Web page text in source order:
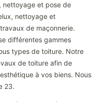
nettoyage et pose de
nettoyage et
de maçonnerie.
différentes gammes
types de toiture. Notre
de toiture afin de
à vos biens. Nous
23.